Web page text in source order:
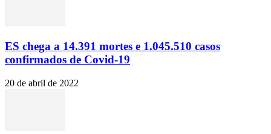
ES chega a 14.391 mortes e 1.045.510 casos
confirmados de Covid-19
20 de abril de 2022